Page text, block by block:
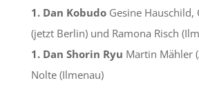
1. Dan KobudoGesine Hauschild,
(jetzt Berlin) und Ramona Risch
1. Dan Shorin Ryu Martin Mähler
Nolte (Ilmenau)